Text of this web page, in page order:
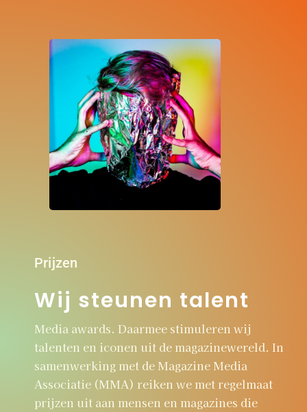
Prijzen
Wij steunen talent
Media awards. Daarmee stimuleren wij
talenten en iconen uit de magazinewereld. In
samenwerking met de Magazine Media
Associatie (MMA) reiken we met regelmaat
prijzen uit aan mensen en magazines die